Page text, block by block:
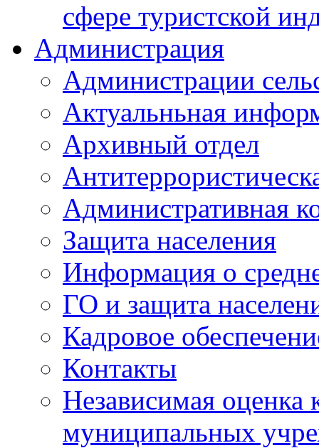
сфере туристской
Администрация
Администрации
Актуальньная
Архивный отдел
Административная
Защита населения
Информация о
ГО и защита
Кадровое
Контакты
Независимая оценка
муниципальных